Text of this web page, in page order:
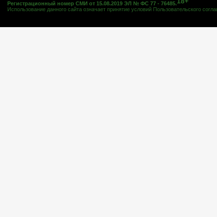
Регистрационный номер СМИ от 15.08.2019 ЭЛ № ФС 77 - 76485.
Использование данного сайта означает принятие условий Пользовательского